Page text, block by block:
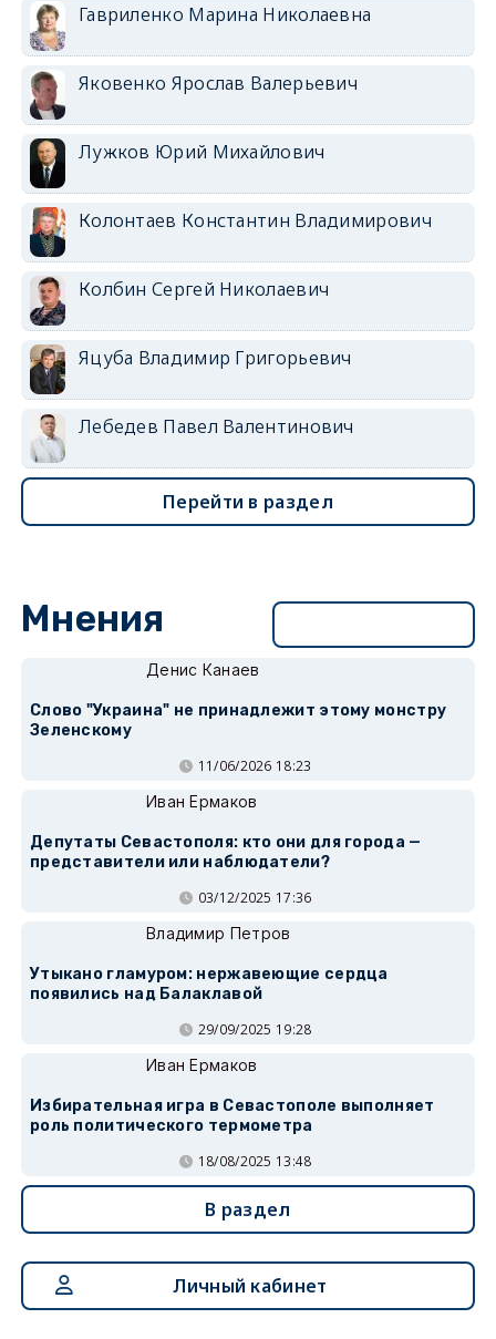
Гавриленко Марина Николаевна
Яковенко Ярослав Валерьевич
Лужков Юрий Михайлович
Колонтаев Константин Владимирович
Колбин Сергей Николаевич
Яцуба Владимир Григорьевич
Лебедев Павел Валентинович
Перейти в раздел
Мнения
Денис Канаев
Слово "Украина" не принадлежит этому монстру
Зеленскому
11/06/2026 18:23
Иван Ермаков
Депутаты Севастополя: кто они для города —
представители или наблюдатели?
03/12/2025 17:36
Владимир Петров
Утыкано гламуром: нержавеющие сердца
появились над Балаклавой
29/09/2025 19:28
Иван Ермаков
Избирательная игра в Севастополе выполняет
роль политического термометра
18/08/2025 13:48
В раздел
Личный кабинет